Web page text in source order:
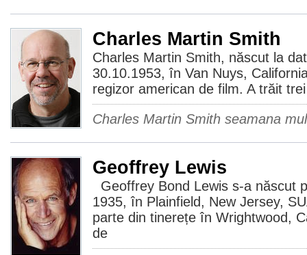
Charles Martin Smith
Charles Martin Smith, născut la
30.10.1953, în Van Nuys,
regizor american de film. A trăit
Charles Martin Smith seamana
Geoffrey Lewis
Geoffrey Bond Lewis s-a născut
1935, în Plainfield, New Jersey,
parte din tinerețe în Wrightwood,
de